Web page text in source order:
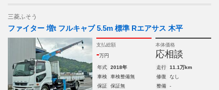
三菱ふそう
ファイター 増t フルキャブ 5.5m 標準 Rエアサス 木平
支払総額
-万円
本体価格
応相談
年式 2018年 走行
11.1万km
車検
車検整備無 修復
なし
保証
保証無 整備
-